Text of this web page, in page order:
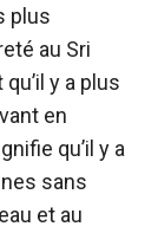
plus
au Sri
y a plus
en
qu’il y a
sans
et au